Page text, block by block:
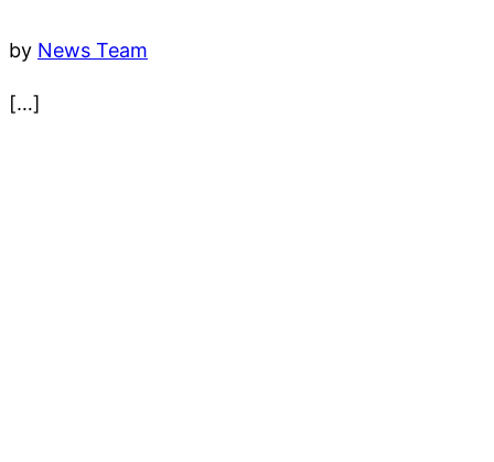
by News Team
[…]